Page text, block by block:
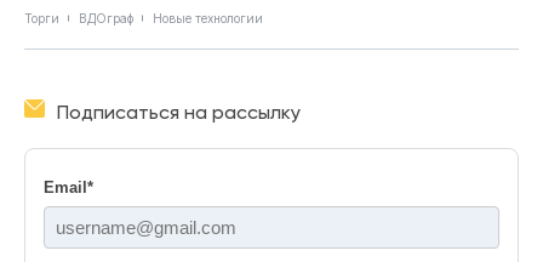
Торги ВДОграф Новые технологии
Подписаться на рассылку
Email *